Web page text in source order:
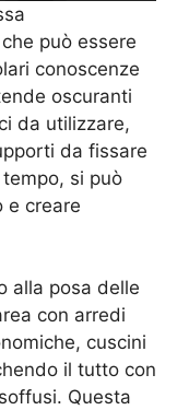
può essere
conoscenze
oscuranti
da utilizzare,
da fissare
si può
e creare
alla posa delle
con arredi
cuscini
il tutto con
Questa